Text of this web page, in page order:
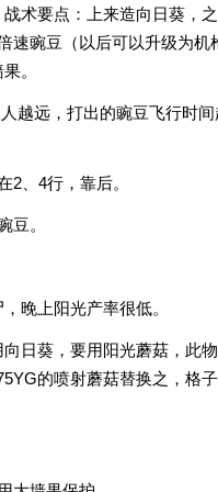
术要点：上来造向日葵，
速豌豆（以后可以升级为
。
越远，打出的豌豆飞行时
、4行，靠后。
豆。
晚上阳光产率很低。
日葵，要用阳光蘑菇，此
的喷射蘑菇替换之，格